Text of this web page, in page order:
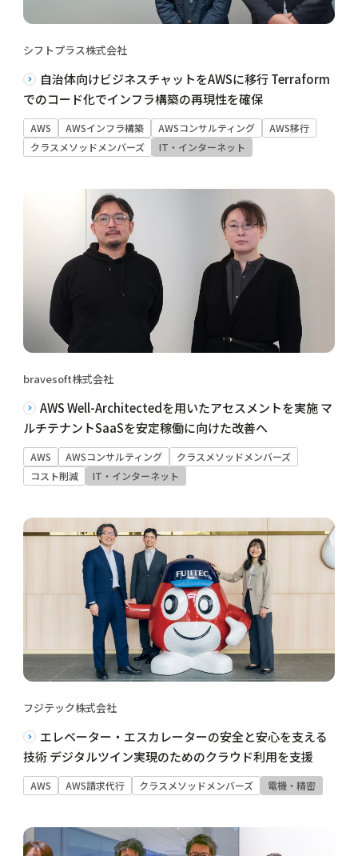
シフトプラス株式会社
自治体向けビジネスチャットをAWSに移行 Terraform
でのコード化でインフラ構築の再現性を確保
AWS AWSインフラ構築 AWSコンサルティング
AWS移行
クラスメソッドメンバーズ
IT・インターネット
bravesoft株式会社
AWS Well-Architectedを用いたアセスメントを実施 マ
ルチテナントSaaSを安定稼働に向けた改善へ
AWS AWSコンサルティング
クラスメソッドメンバーズ
コスト削減
IT・インターネット
フジテック株式会社
エレベーター・エスカレーターの安全と安心を支える
技術 デジタルツイン実現のためのクラウド利用を支援
AWS AWS請求代行 クラスメソッドメンバーズ 電機・精密